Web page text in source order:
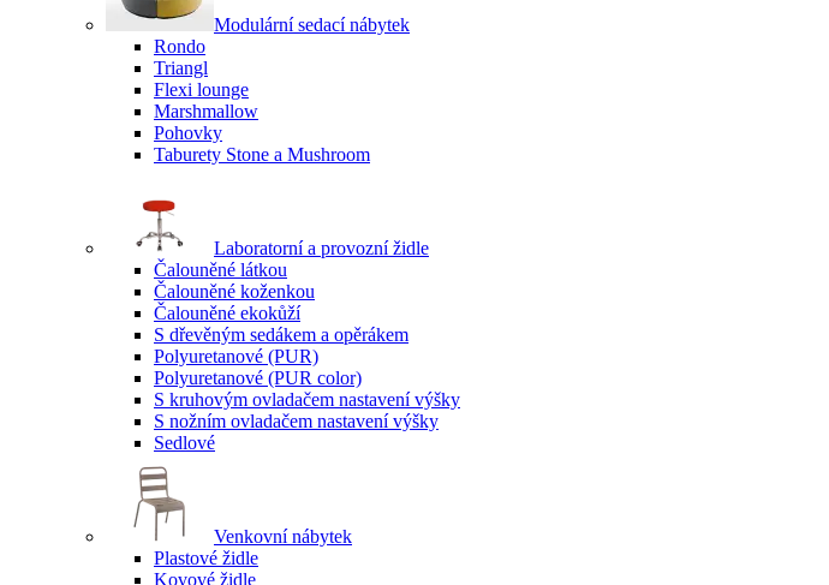
Modulární sedací nábytek
Rondo
Triangl
Flexi lounge
Marshmallow
Pohovky
Taburety Stone a Mushroom
Laboratorní a provozní židle
Čalouněné látkou
Čalouněné koženkou
Čalouněné ekokůží
S dřevěným sedákem a opěrákem
Polyuretanové (PUR)
Polyuretanové (PUR color)
S kruhovým ovladačem nastavení výšky
S nožním ovladačem nastavení výšky
Sedlové
Venkovní nábytek
Plastové židle
Kovové židle